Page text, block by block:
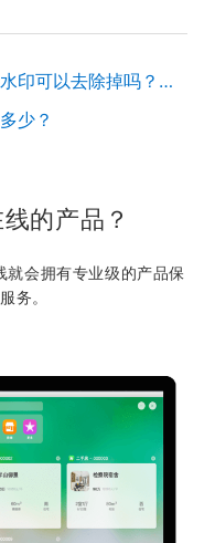
图片上的公司名字水印可以去除掉吗？如何设置？
少？
的产品？
就会拥有专业级的产品保
务。